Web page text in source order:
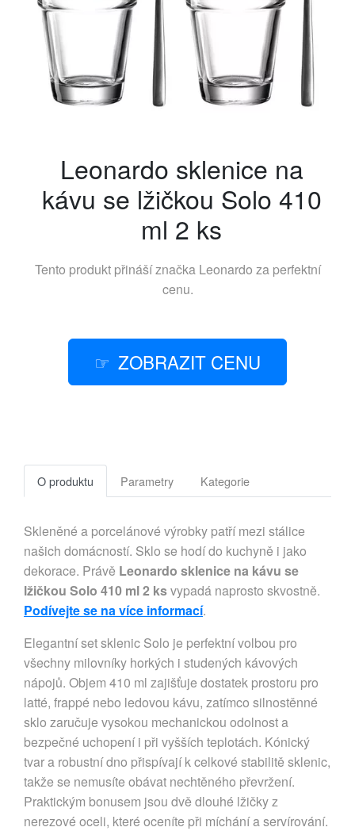
Leonardo sklenice na
kávu se lžičkou Solo 410
ml 2 ks
Tento produkt přináší značka Leonardo za perfektní
cenu.
ZOBRAZIT CENU
O produktu Parametry Kategorie
Skleněné a porcelánové výrobky patří mezi stálice
našich domácností. Sklo se hodí do kuchyně i jako
dekorace. Právě Leonardo sklenice na kávu se
lžičkou Solo 410 ml 2 ksvypadá naprosto skvostně.
Podívejte se na více informací.
Elegantní set sklenic Solo je perfektní volbou pro
všechny milovníky horkých i studených kávových
nápojů. Objem 410 ml zajišťuje dostatek prostoru pro
latté, frappé nebo ledovou kávu, zatímco silnostěnné
sklo zaručuje vysokou mechanickou odolnost a
bezpečné uchopení i při vyšších teplotách. Kónický
tvar a robustní dno přispívají k celkové stabilitě sklenic,
takže se nemusíte obávat nechtěného převržení.
Praktickým bonusem jsou dvě dlouhé lžičky z
nerezové oceli, které oceníte při míchání a servírování.